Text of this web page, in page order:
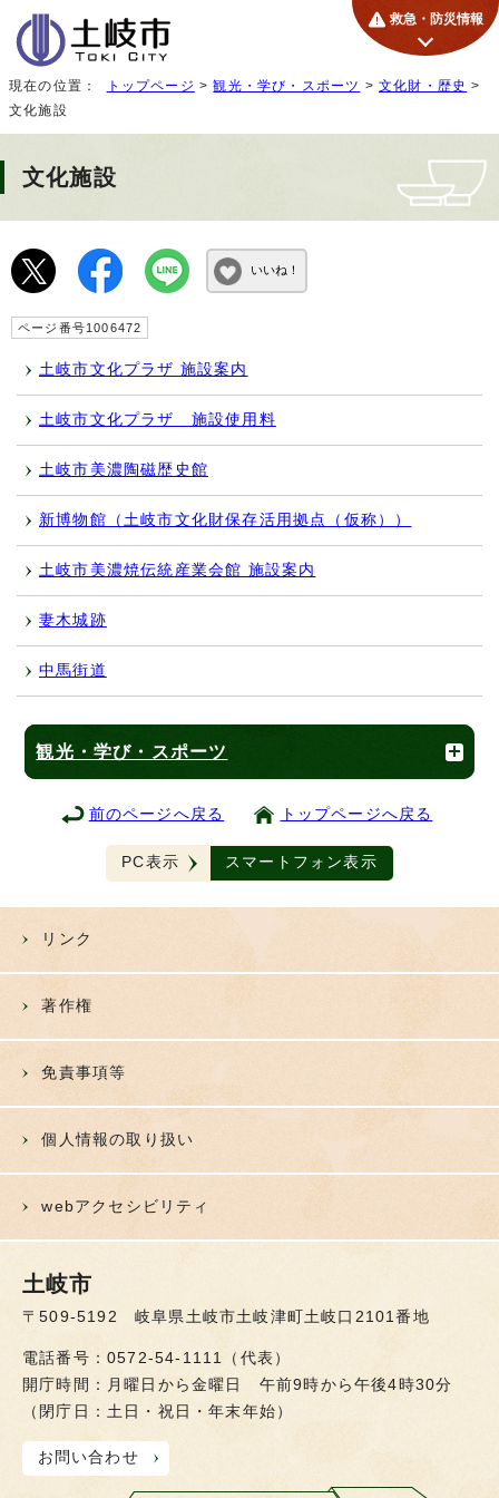
救急・防災情報
現在の位置： トップページ >観光・学び・スポーツ >文化財・歴史 >
文化施設
文化施設
いいね！
ページ番号1006472
土岐市文化プラザ 施設案内
土岐市文化プラザ 施設使用料
土岐市美濃陶磁歴史館
新博物館（土岐市文化財保存活用拠点（仮称））
土岐市美濃焼伝統産業会館 施設案内
妻木城跡
中馬街道
観光・学び・スポーツ
前のページへ戻る トップページへ戻る
PC表示 スマートフォン表示
リンク
著作権
免責事項等
個人情報の取り扱い
webアクセシビリティ
土岐市
〒509-5192 岐阜県土岐市土岐津町土岐口2101番地
電話番号：0572-54-1111（代表）
開庁時間：月曜日から金曜日 午前9時から午後4時30分
（閉庁日：土日・祝日・年末年始）
お問い合わせ